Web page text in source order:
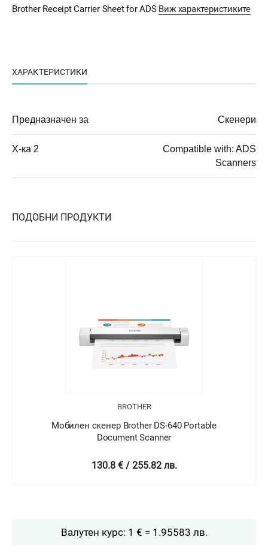
Brother Receipt Carrier Sheet for ADS Виж характеристиките
ХАРАКТЕРИСТИКИ
Предназначен за Скенери
Х-ка 2
Compatible with: ADS
Scanners
ПОДОБНИ ПРОДУКТИ
BROTHER
Мобилен скенер Brother DS-640 Portable
Document Scanner
130.8 € / 255.82 лв.
Валутен курс: 1 € = 1.95583 лв.